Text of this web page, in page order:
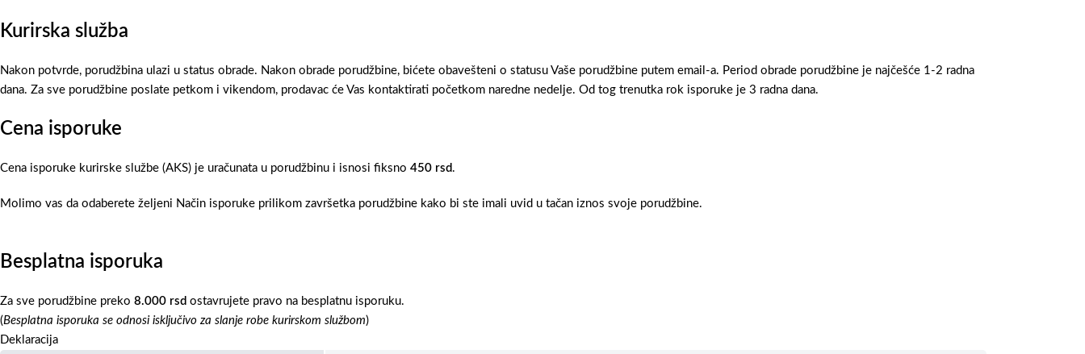
Kurirska služba
Nakon potvrde, porudžbina ulazi u status obrade. Nakon obrade porudžbine, bićete obavešteni o statusu Vaše porudžbine putem email-a. Period obrade porudžbine je najčešće 1-2 radna
dana. Za sve porudžbine poslate petkom i vikendom, prodavac će Vas kontaktirati početkom naredne nedelje. Od tog trenutka rok isporuke je 3 radna dana.
Cena isporuke
Cena isporuke kurirske službe (AKS) je uračunata u porudžbinu i isnosi fiksno 450 rsd.
Molimo vas da odaberete željeni Način isporuke prilikom završetka porudžbine kako bi ste imali uvid u tačan iznos svoje porudžbine.
Besplatna isporuka
Za sve porudžbine preko 8.000 rsd ostavrujete pravo na besplatnu isporuku.
(Besplatna isporuka se odnosi isključivo za slanje robe kurirskom službom)
Deklaracija